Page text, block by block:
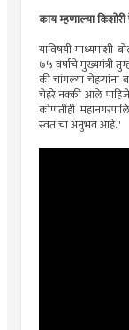
काय म्हणाल्या
याविषय़ी माध्यमांशी
७५ वर्षाचे मुख्यमंत्री
की चांगल्या
चेहरे नक्की आले
कोणतीही
स्वत:चा अनुभव आहे."